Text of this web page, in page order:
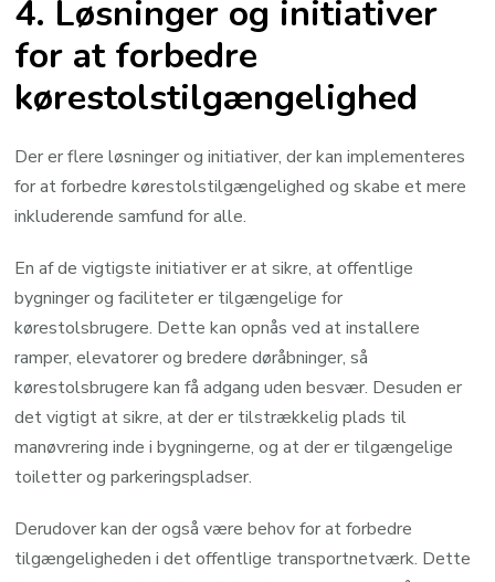
4. Løsninger og initiativer
for at forbedre
kørestolstilgængelighed
Der er flere løsninger og initiativer, der kan implementeres
for at forbedre kørestolstilgængelighed og skabe et mere
inkluderende samfund for alle.
En af de vigtigste initiativer er at sikre, at offentlige
bygninger og faciliteter er tilgængelige for
kørestolsbrugere. Dette kan opnås ved at installere
ramper, elevatorer og bredere døråbninger, så
kørestolsbrugere kan få adgang uden besvær. Desuden er
det vigtigt at sikre, at der er tilstrækkelig plads til
manøvrering inde i bygningerne, og at der er tilgængelige
toiletter og parkeringspladser.
Derudover kan der også være behov for at forbedre
tilgængeligheden i det offentlige transportnetværk. Dette